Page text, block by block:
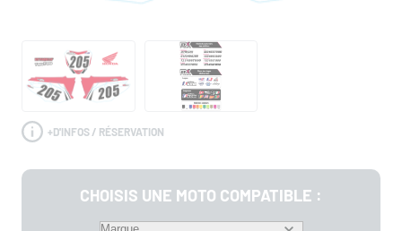
+D'INFOS / RÉSERVATION
CHOISIS UNE MOTO COMPATIBLE :